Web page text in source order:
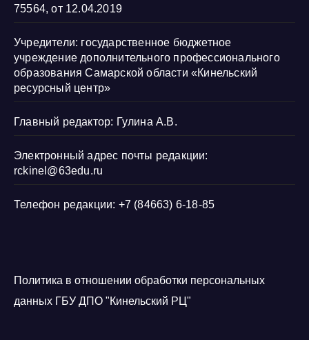
75564, от 12.04.2019
Учредители: государственное бюджетное
учреждение дополнительного профессионального
образования Самарской области «Кинельский
ресурсный центр»
Главный редактор: Гулина А.В.
Электронный адрес почты редакции:
rckinel@63edu.ru
Телефон редакции: +7 (84663) 6-18-85
Политика в отношении обработки персональных
данных ГБУ ДПО "Кинельский РЦ"